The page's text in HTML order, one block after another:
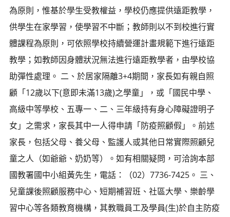
為原則，惟基於學生受教權益，學校仍應提供遠距教學，
供學生在家學習，使學習不中斷；教師則以不到校進行實
體課程為原則，可依照學校持續營運計畫規範下進行遠距
教學；如教師因身體狀況無法進行遠距教學者，由學校協
助彈性處理。 二、於居家隔離3+4期間，家長如有親自照
顧「12歲以下(意即未滿13歲)之學童」，或「國民中學、
高級中等學校、五專一、二、三年級持有身心障礙證明子
女」之需求，家長其中一人得申請「防疫照顧假」。前述
家長，包括父母、養父母、監護人或其他日常實際照顧兒
童之人（如爺爺、奶奶等）。如有相關疑問，可洽詢本部
國教署國中小組黃先生，電話：（02）7736-7425。 三、
兒童課後照顧服務中心、短期補習班、社區大學、樂齡學
習中心等各類教育機構，其教職員工及學員(生)於自主防疫